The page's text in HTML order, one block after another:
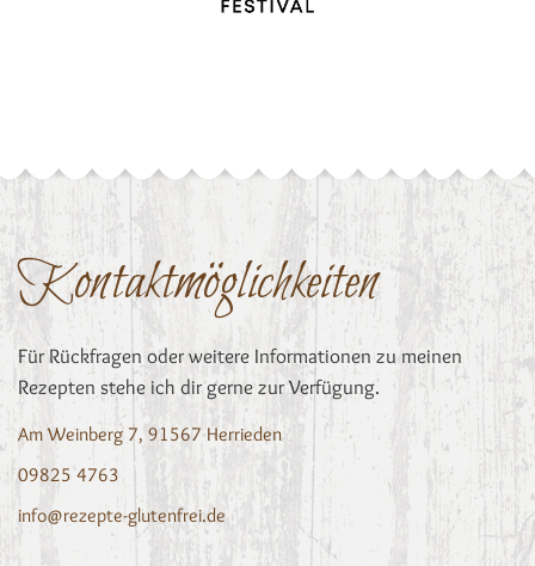
Kontaktmöglichkeiten
Für Rückfragen oder weitere Informationen zu meinen
Rezepten stehe ich dir gerne zur Verfügung.
Am Weinberg 7, 91567 Herrieden
09825 4763
info@rezepte-glutenfrei.de